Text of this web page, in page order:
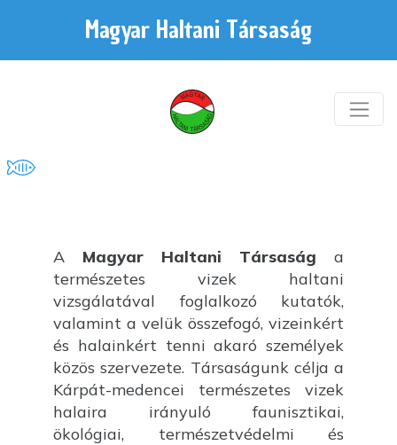
Magyar Haltani Társaság
A Magyar Haltani Társaság a
természetes vizek haltani
vizsgálatával foglalkozó kutatók,
valamint a velük összefogó, vizeinkért
és halainkért tenni akaró személyek
közös szervezete. Társaságunk célja a
Kárpát-medencei természetes vizek
halaira irányuló faunisztikai,
ökológiai, természetvédelmi és